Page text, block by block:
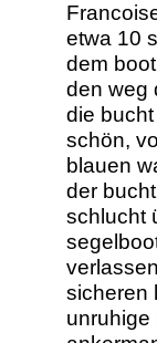
etwa 10
dem
den weg
die
schön,
blauen
der
schlucht
sicheren
unruhige